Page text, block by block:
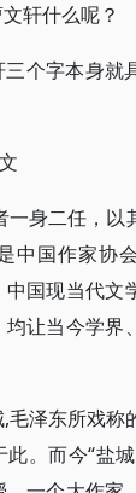
轩什么呢？
个字本身就
身二任，以
中国作家协
国现当代文
让当今学界
泽东所戏称
。而今“盐